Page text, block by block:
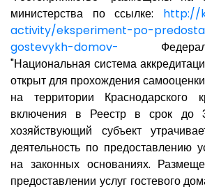
министерства по ссылке: http://
activity/eksperiment-po-
gostevykh-domov-
"Национальная система
открыт для прохождения
на территории
включения в Реестр в срок до
хозяйствующий субъект
деятельность по предоставлению
на законных основаниях.
предоставлении услуг гостевого